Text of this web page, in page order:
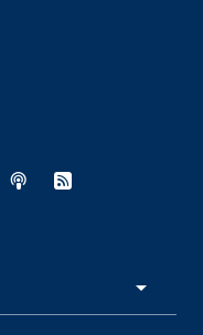
in nuova finestra
in nuova finestra
- Apertura in
esterno - Apertura in
- Sito esterno -
- Sito esterno -
Spreaker - Sito
Feed RSS -